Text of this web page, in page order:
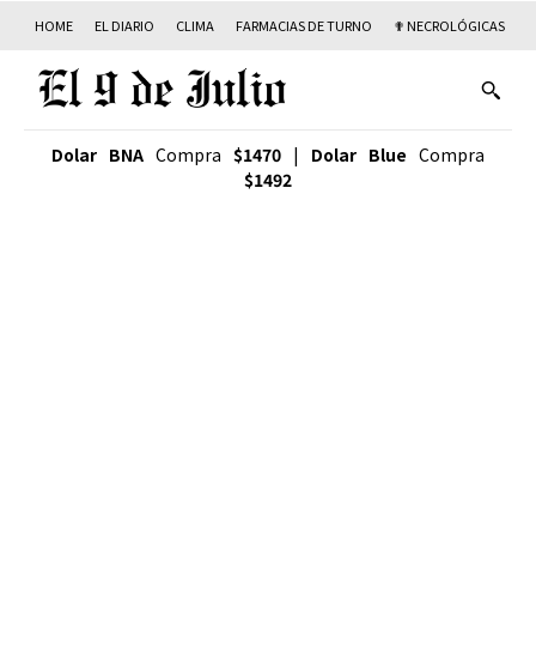
HOME EL DIARIO CLIMA FARMACIAS DE TURNO ✟ NECROLÓGICAS
Dolar BNA Compra $1470 | Dolar Blue Compra
$1492